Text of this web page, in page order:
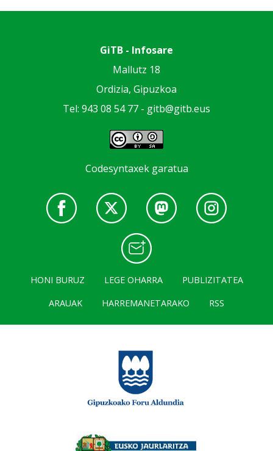
GiTB - Infosare
Mallutz 18
Ordizia, Gipuzkoa
Tel: 943 08 54 77 - gitb@gitb.eus
Codesyntaxek garatua
HONI BURUZ LEGE OHARRA
PUBLIZITATEA
ARAUAK
HARREMANETARAKO RSS